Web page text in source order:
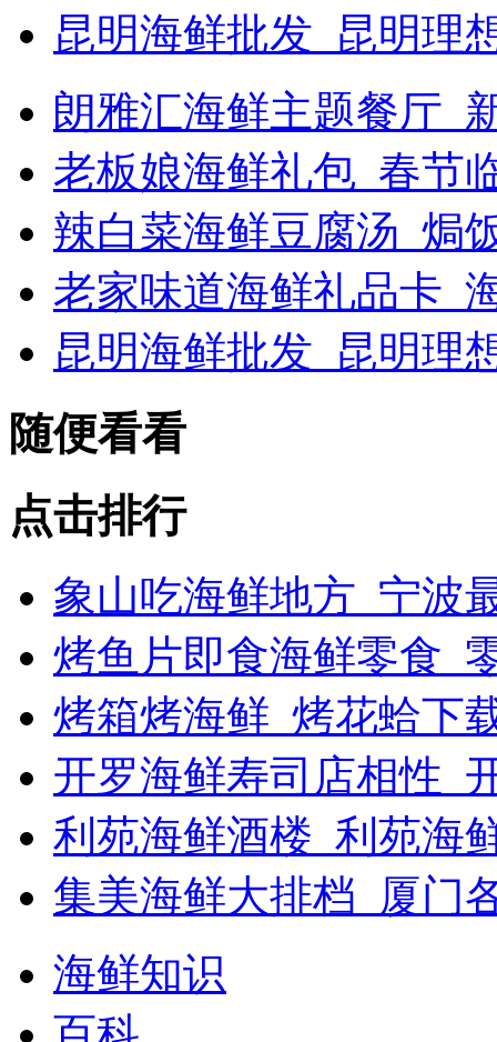
昆明海鲜批发_昆明理
朗雅汇海鲜主题餐厅_
老板娘海鲜礼包_春节
辣白菜海鲜豆腐汤_焗
老家味道海鲜礼品卡_
昆明海鲜批发_昆明理
随便看看
点击排行
象山吃海鲜地方_宁波
烤鱼片即食海鲜零食_
烤箱烤海鲜_烤花蛤下
开罗海鲜寿司店相性_
利苑海鲜酒楼_利苑海
集美海鲜大排档_厦门
海鲜知识